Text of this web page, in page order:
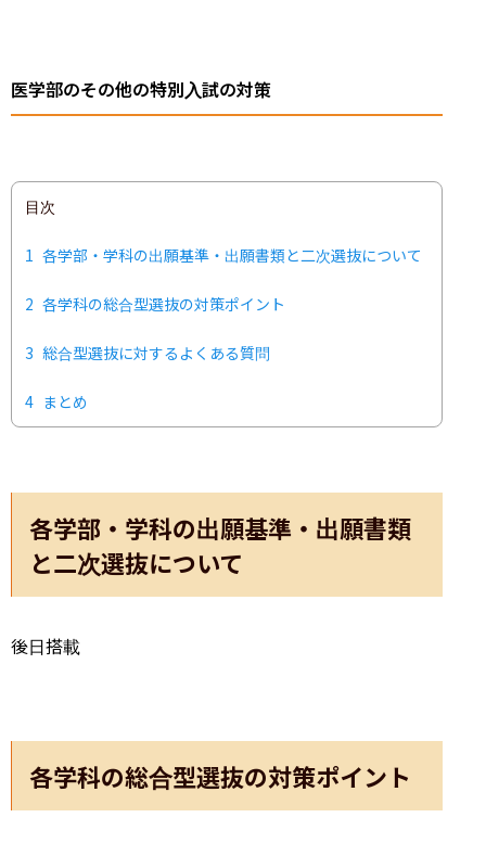
医学部のその他の特別入試の対策
目次
1 各学部・学科の出願基準・出願書類と二次選抜について
2 各学科の総合型選抜の対策ポイント
3 総合型選抜に対するよくある質問
4 まとめ
各学部・学科の出願基準・出願書類
と二次選抜について
後日搭載
各学科の総合型選抜の対策ポイント